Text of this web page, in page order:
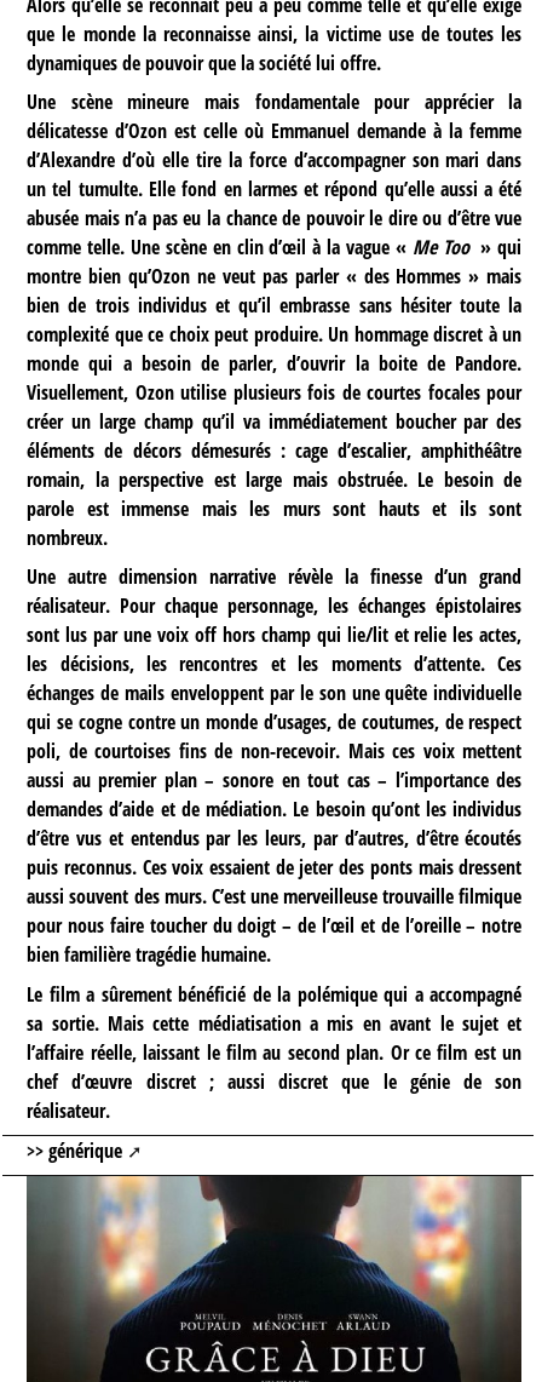
que le monde la reconnaisse ainsi, la victime use de toutes les
dynamiques de pouvoir que la société lui offre.
Une scène mineure mais fondamentale pour apprécier la
délicatesse d’Ozon est celle où Emmanuel demande à la femme
d’Alexandre d’où elle tire la force d’accompagner son mari dans
un tel tumulte. Elle fond en larmes et répond qu’elle aussi a été
abusée mais n’a pas eu la chance de pouvoir le dire ou d’être vue
comme telle. Une scène en clin d’œil à la vague « Me Too » qui
montre bien qu’Ozon ne veut pas parler « des Hommes » mais
bien de trois individus et qu’il embrasse sans hésiter toute la
complexité que ce choix peut produire. Un hommage discret à un
monde qui a besoin de parler, d’ouvrir la boite de Pandore.
Visuellement, Ozon utilise plusieurs fois de courtes focales pour
créer un large champ qu’il va immédiatement boucher par des
éléments de décors démesurés : cage d’escalier, amphithéâtre
romain, la perspective est large mais obstruée. Le besoin de
parole est immense mais les murs sont hauts et ils sont
nombreux.
Une autre dimension narrative révèle la finesse d’un grand
réalisateur. Pour chaque personnage, les échanges épistolaires
sont lus par une voix off hors champ qui lie/lit et relie les actes,
les décisions, les rencontres et les moments d’attente. Ces
échanges de mails enveloppent par le son une quête individuelle
qui se cogne contre un monde d’usages, de coutumes, de respect
poli, de courtoises fins de non-recevoir. Mais ces voix mettent
aussi au premier plan – sonore en tout cas – l’importance des
demandes d’aide et de médiation. Le besoin qu’ont les individus
d’être vus et entendus par les leurs, par d’autres, d’être écoutés
puis reconnus. Ces voix essaient de jeter des ponts mais dressent
aussi souvent des murs. C’est une merveilleuse trouvaille filmique
pour nous faire toucher du doigt – de l’œil et de l’oreille – notre
bien familière tragédie humaine.
Le film a sûrement bénéficié de la polémique qui a accompagné
sa sortie. Mais cette médiatisation a mis en avant le sujet et
l’affaire réelle, laissant le film au second plan. Or ce film est un
chef d’œuvre discret ; aussi discret que le génie de son
réalisateur.
>> générique